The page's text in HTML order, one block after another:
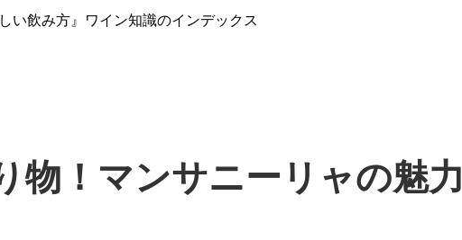
い飲み方』ワイン知識のインデックス
物！マンサニーリャの魅力